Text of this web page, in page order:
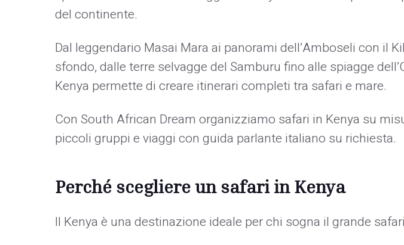
del continente.
Dal leggendario Masai Mara ai panorami dell’Amboseli con il
sfondo, dalle terre selvagge del Samburu fino alle spiagge
Kenya permette di creare itinerari completi tra safari e mare.
Con South African Dream organizziamo safari in Kenya su
piccoli gruppi e viaggi con guida parlante italiano su richiesta.
Perché scegliere un safari in Kenya
Il Kenya è una destinazione ideale per chi sogna il grande